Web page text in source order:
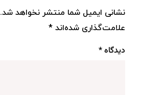
نشانی ایمیل شما منتشر نخواهد شد.
علامت‌گذاری شده‌اند *
دیدگاه*